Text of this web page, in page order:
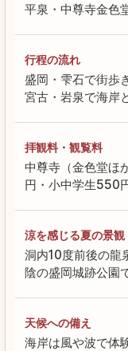
平泉・中尊寺金色
行程の流れ
盛岡・雫石で街歩
宮古・岩泉で海岸
拝観料・観覧料
中尊寺（金色堂ほ
円・小中学生550
涼を感じる夏の景観
洞内10度前後の龍
陰の盛岡城跡公園
天候への備え
海岸は風や波で体